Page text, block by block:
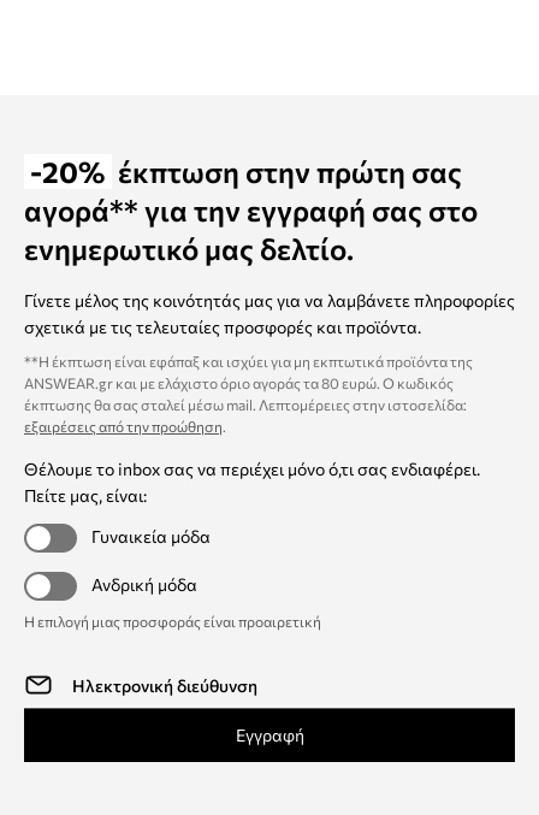
-20% έκπτωση στην πρώτη σας
αγορά** για την εγγραφή σας στο
ενημερωτικό μας δελτίο.
Γίνετε μέλος της κοινότητάς μας για να λαμβάνετε πληροφορίες
σχετικά με τις τελευταίες προσφορές και προϊόντα.
**Η έκπτωση είναι εφάπαξ και ισχύει για μη εκπτωτικά προϊόντα της
ANSWEAR.gr και με ελάχιστο όριο αγοράς τα 80 ευρώ. Ο κωδικός
έκπτωσης θα σας σταλεί μέσω mail. Λεπτομέρειες στην ιστοσελίδα:
εξαιρέσεις από την προώθηση.
Θέλουμε το inbox σας να περιέχει μόνο ό,τι σας ενδιαφέρει.
Πείτε μας, είναι:
Γυναικεία μόδα
Ανδρική μόδα
Η επιλογή μιας προσφοράς είναι προαιρετική
Εγγραφή